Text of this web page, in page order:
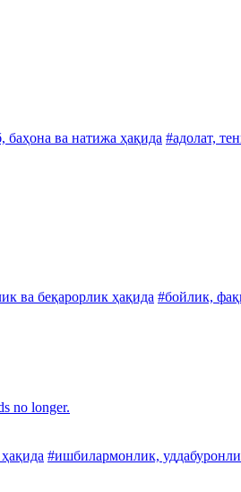
баҳона ва натижа ҳақида #адолат,
ва беқарорлик ҳақида #бойлик,
no longer.
#ишбилармонлик,